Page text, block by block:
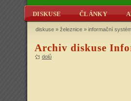
DISKUSE ČLÁNKY
diskuse » železnice » informační
Archiv diskuse
dolů